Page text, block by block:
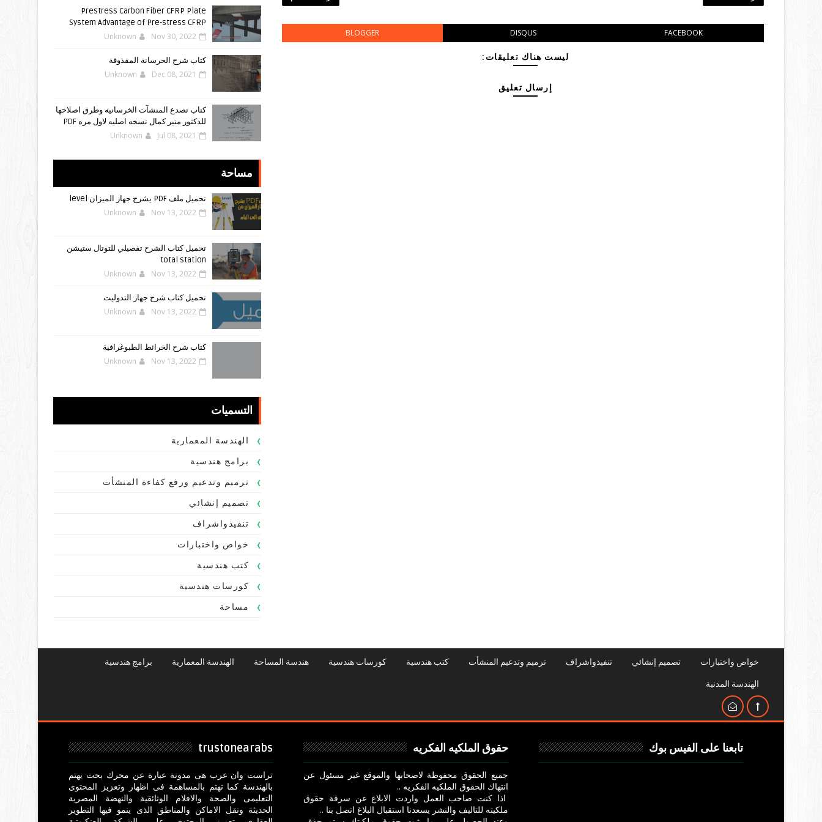
BLOGGER DISQUS FACEBOOK
ليست هناك تعليقات:
إرسال تعليق
Prestress Carbon Fiber CFRP Plate
System Advantage of Pre-stress CFRP
Unknown Nov 30, 2022
كتاب شرح الخرسانة المقذوفة
Unknown Dec 08, 2021
كتاب تصدع المنشآت الخرسانيه وطرق اصلاحها
للدكتور منير كمال نسخه اصليه لاول مره PDF
Unknown Jul 08, 2021
مساحة
تحميل ملف PDF يشرح جهاز الميزان level
Unknown Nov 13, 2022
تحميل كتاب الشرح تفصيلي للتوتال ستيشن
total station
Unknown Nov 13, 2022
تحميل كتاب شرح جهاز التدوليت
Unknown Nov 13, 2022
كتاب شرح الخرائط الطبوغرافية
Unknown Nov 13, 2022
التسميات
الهندسة المعمارية
برامج هندسية
ترميم وتدعيم ورفع كفاءة المنشأت
تصميم إنشائي
تنفيذواشراف
خواص واختبارات
كتب هندسية
كورسات هندسية
مساحة
خواص واختبارات تصميم إنشائي تنفيذواشراف ترميم وتدعيم المنشأت كتب هندسية كورسات هندسية هندسة المساحة الهندسة المعمارية برامج هندسية
الهندسة المدنية
trustonearabs
تراست وان عرب هى مدونة عبارة عن محرك بحث يهتم
بالهندسة كما تهتم بالمساهمة فى اظهار وتعزيز المحتوى
التعليمى والصحة والافلام الوثائقية والنهضة المصرية
الحديثة ونقل الاماكن والمناطق الذى ينمو فيها التطوير
حقوق الملكيه الفكريه
جميع الحقوق محفوظة لاصحابها والموقع غير مسئول عن
انتهاك الحقوق الملكيه الفكريه ..
اذا كنت صاحب العمل واردت الابلاغ عن سرقة حقوق
ملكيته للتاليف والنشر يسعدنا استقبال البلاغ اتصل بنا ..
تابعنا على الفيس بوك